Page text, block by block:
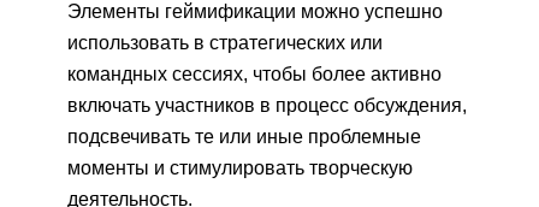
Элементы геймификации можно успешно
использовать в стратегических или
командных сессиях, чтобы более активно
включать участников в процесс обсуждения,
подсвечивать те или иные проблемные
моменты и стимулировать творческую
деятельность.